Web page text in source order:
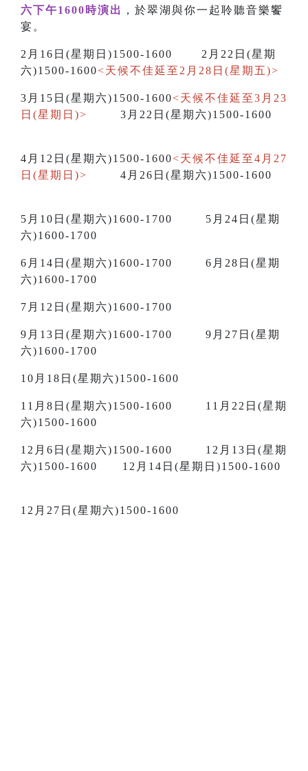
六下午1600時演出 ，於翠湖與你一起聆聽音樂饗
宴。
2月16日(星期日)1500-1600 2月22日(星期
六)1500-1600<天候不佳延至2月28日(星期五)>
3月15日(星期六)1500-1600<天候不佳延至3月23
日(星期日)>
3月22日(星期六)1500-1600
4月12日(星期六)1500-1600<天候不佳延至4月27
日(星期日)>
4月26日(星期六)1500-1600
5月10日(星期六)1600-1700 5月24日(星期
六)1600-1700
6月14日(星期六)1600-1700 6月28日(星期
六)1600-1700
7月12日(星期六)1600-1700
9月13日(星期六)1600-1700 9月27日(星期
六)1600-1700
10月18日(星期六)1500-1600
11月8日(星期六)1500-1600 11月22日(星期
六)1500-1600
12月6日(星期六)1500-1600 12月13日(星期
六)1500-1600 12月14日(星期日)1500-1600
12月27日(星期六)1500-1600